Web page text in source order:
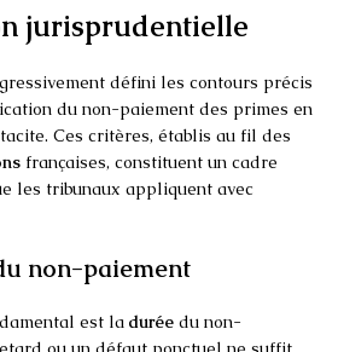
jurisprudentielle
défini les contours précis
du non-paiement des primes en
Ces critères, établis au fil des
françaises, constituent un cadre
les tribunaux appliquent avec
non-paiement
est la durée du non-